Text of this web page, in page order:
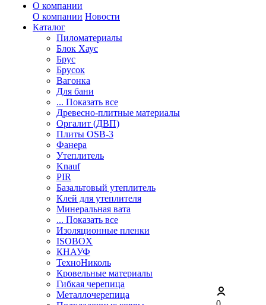
О компании
О компании Новости
Каталог
Пиломатериалы
Блок Хаус
Брус
Брусок
Вагонка
Для бани
... Показать все
Древесно-плитные материалы
Оргалит (ДВП)
Плиты OSB-3
Фанера
Утеплитель
Knauf
PIR
Базальтовый утеплитель
Клей для утеплителя
Минеральная вата
... Показать все
Изоляционные пленки
ISOBOX
КНАУФ
ТехноНиколь
Кровельные материалы
Гибкая черепица
Металлочерепица